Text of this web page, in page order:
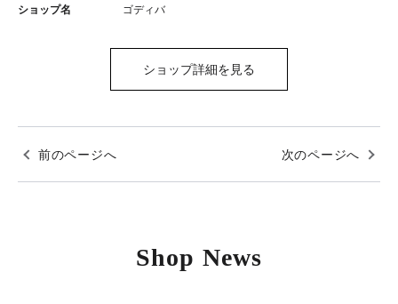
ショップ名 ゴディバ
ショップ詳細を見る
前のページへ 次のページへ
Shop News